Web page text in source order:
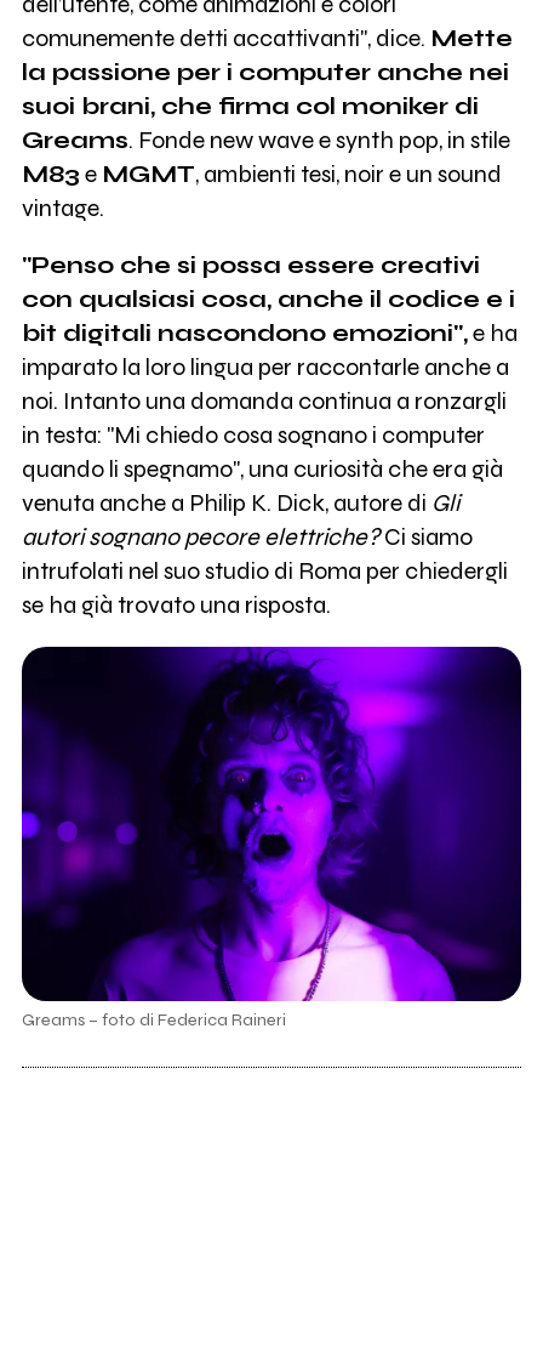
comunemente detti accattivanti", dice. Mette
la passione per i computer anche nei
suoi brani, che firma col moniker di
Greams. Fonde new wave e synth pop, in stile
M83 e MGMT, ambienti tesi, noir e un sound
vintage.
"Penso che si possa essere creativi
con qualsiasi cosa, anche il codice e i
bit digitali nascondono emozioni",e ha
imparato la loro lingua per raccontarle anche a
noi. Intanto una domanda continua a ronzargli
in testa: "Mi chiedo cosa sognano i computer
quando li spegnamo", una curiosità che era già
venuta anche a Philip K. Dick, autore di Gli
autori sognano pecore elettriche?Ci siamo
intrufolati nel suo studio di Roma per chiedergli
se ha già trovato una risposta.
Greams – foto di Federica Raineri